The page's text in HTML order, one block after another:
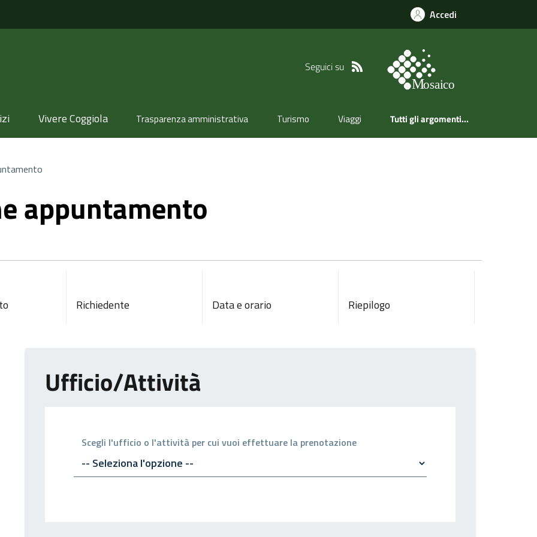
Accedi
Seguici su
Vivere Coggiola Trasparenza amministrativa Turismo Viaggi Tutti gli argomenti...
appuntamento
Richiedente Data e orario Riepilogo
Ufficio/Attività
Scegli l'ufficio o l'attività per cui vuoi effettuare la prenotazione